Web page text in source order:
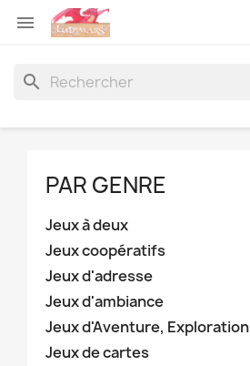

search
PAR GENRE
Jeux à deux
Jeux coopératifs
Jeux d'adresse
Jeux d'ambiance
Jeux d'Aventure, Exploration
Jeux de cartes